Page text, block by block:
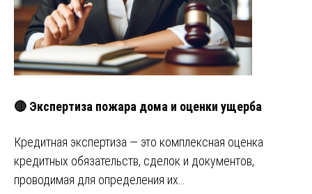
🔴 Экспертиза пожара дома и оценки ущерба
Кредитная экспертиза — это комплексная оценка
кредитных обязательств, сделок и документов,
проводимая для определения их…